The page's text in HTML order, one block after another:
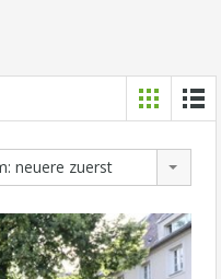
neuere zuerst